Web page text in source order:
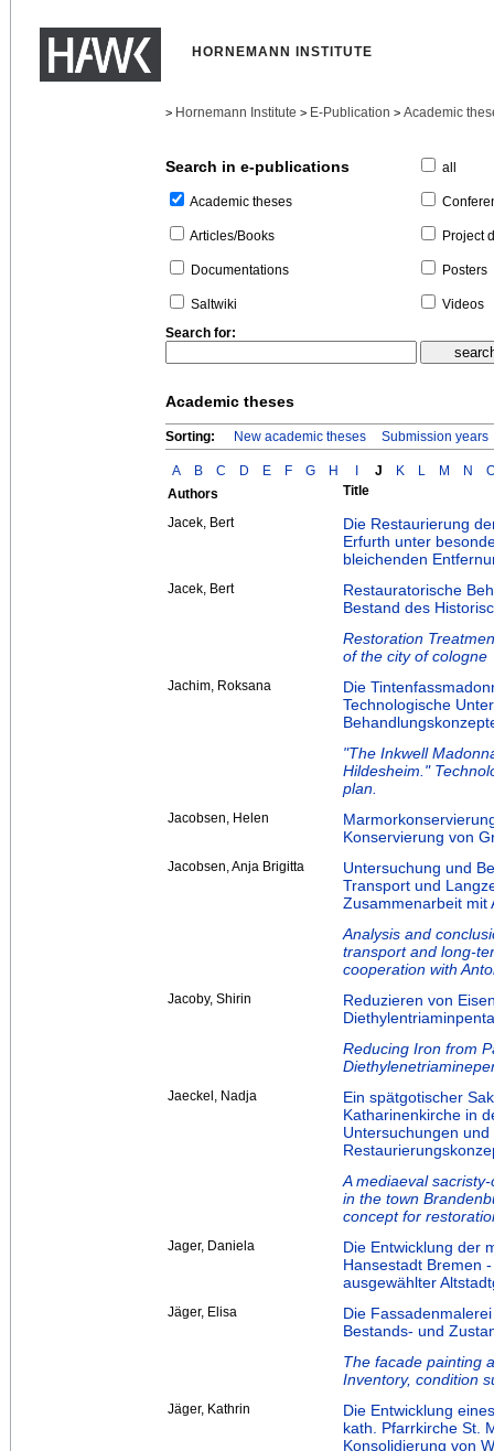
HORNEMANN INSTITUTE
> Hornemann Institute > E-Publication > Academic
Search in e-publications
Academic theses
Articles/Books
Documentations
Saltwiki
all
Project
Posters
Videos
Search for:
Academic theses
Sorting: New academic theses Submission years
A B C D E F G H J K L M N
Authors
Title
Jacek, Bert
Die Restaurierung
Erfurth unter
bleichenden
Jacek, Bert
Restauratorische
Bestand des
Restoration
of the city of cologne
Jachim, Roksana
Die
Technologische
"The Inkwell
Hildesheim."
plan.
Jacobsen, Helen
Konservierung von
Jacobsen, Anja Brigitta
Untersuchung und
Transport und
Zusammenarbeit mit
Analysis and
transport and long-
cooperation with
Jacoby, Shirin
Reduzieren von
Reducing Iron from
Jaeckel, Nadja
Ein spätgotischer
Katharinenkirche in
Untersuchungen
A mediaeval
in the town
concept for
Jager, Daniela
Die Entwicklung der
Hansestadt Bremen
ausgewählter
Jäger, Elisa
Die
Bestands- und
The facade painting
Inventory, condition
Jäger, Kathrin
Die Entwicklung
kath. Pfarrkirche St.
Konsolidierung von